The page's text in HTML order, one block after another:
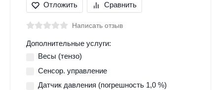
Отложить Сравнить
Написать отзыв
Дополнительные услуги:
Весы (тензо)
Сенсор. управление
Датчик давления (погрешность 1,0 %)